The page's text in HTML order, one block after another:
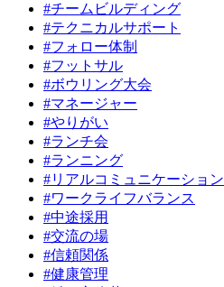
#チームビルディング
#テクニカルサポート
#フォロー体制
#フットサル
#ボウリング大会
#マネージャー
#やりがい
#ランチ会
#ランニング
#リアルコミュニケーション
#ワークライフバランス
#中途採用
#交流の場
#信頼関係
#健康管理